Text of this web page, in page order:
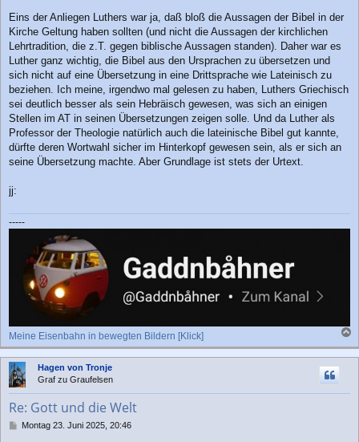
Eins der Anliegen Luthers war ja, daß bloß die Aussagen der Bibel in der
Kirche Geltung haben sollten (und nicht die Aussagen der kirchlichen
Lehrtradition, die z.T. gegen biblische Aussagen standen). Daher war es
Luther ganz wichtig, die Bibel aus den Ursprachen zu übersetzen und
sich nicht auf eine Übersetzung in eine Drittsprache wie Lateinisch zu
beziehen. Ich meine, irgendwo mal gelesen zu haben, Luthers Griechisch
sei deutlich besser als sein Hebräisch gewesen, was sich an einigen
Stellen im AT in seinen Übersetzungen zeigen solle. Und da Luther als
Professor der Theologie natürlich auch die lateinische Bibel gut kannte,
dürfte deren Wortwahl sicher im Hinterkopf gewesen sein, als er sich an
seine Übersetzung machte. Aber Grundlage ist stets der Urtext.
jj:
-----
Meine Eisenbahn in bewegten Bildern [Klick]
a
c
Hagen von Tronje
Graf zu Graufelsen
Re: Gott und die Welt
BMontag 23. Juni 2025, 20:46